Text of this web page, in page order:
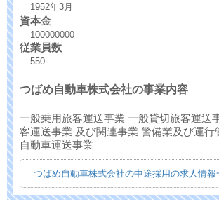
1952年3月
資本金
100000000
従業員数
550
つばめ自動車株式会社の事業内容
一般乗用旅客運送事業 一般貸切旅客運送
客運送事業 及び関連事業 警備業及び運行
自動車運送事業
つばめ自動車株式会社の中途採用の求人情報